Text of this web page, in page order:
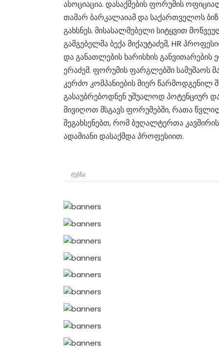
ასოციაცია. დასაქმების ფორუმის
თამარ ბარკალაიამ და საქართველოს
გახსნეს. მისასალმებელი სიტყვით
გამგებელმა ბექა მიქაუტაძემ, HR
და განათლების ხარისხის
ერაძემ. ფორუმის ფარგლებში სამუშაოს
კერძო კომპანიების მიერ წარმოდგენილ
გასაუბრებოდნენ უშუალოდ პოტენციურ
მივიღოთ მსგავს ფორუმებში, რათა
შეგახსენებთ, რომ ბუღალტერთა
ადამიანი დასაქმდა პროფესიით.